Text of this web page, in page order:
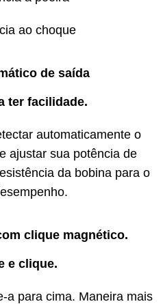
ao choque
de saída
ter facilidade.
automaticamente o
ajustar sua potência de
da bobina para o
clique magnético.
e clique.
a para cima. Maneira mais